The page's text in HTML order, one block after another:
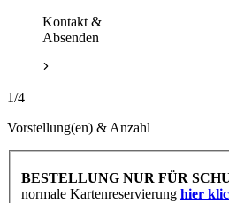
Kontakt &
Absenden
1/4
Vorstellung(en) & Anzahl
BESTELLUNG NUR FÜR
normale Kartenreservierung hier